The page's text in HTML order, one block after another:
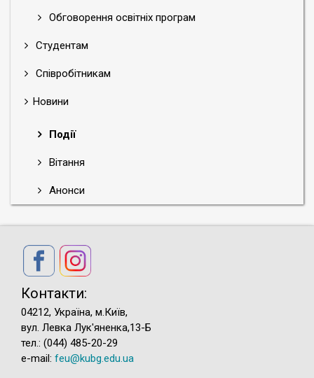
Обговорення освітніх програм
Студентам
Співробітникам
Новини
Події
Вітання
Анонси
Контакти:
04212, Україна, м.Київ,
вул. Левка Лук'яненка,13-Б
тел.: (044) 485-20-29
e-mail: feu@kubg.edu.ua